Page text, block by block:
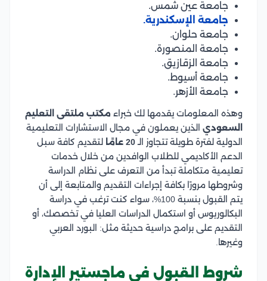
جامعة عين شمس.
جامعة الإسكندرية.
جامعة حلوان.
جامعة المنصورة.
جامعة الزقازيق.
جامعة أسيوط.
جامعة الأزهر.
وهذه المعلومات يقدمها لك خبراء مكتب ملتقى التعليم
السعودي الذين يعملون في مجال الاستشارات التعليمية
الدولية لفترة طويلة تتجاوز الـ20 عامًا
لتقديم كافة سبل
الدعم الأكاديمي للطلاب الوافدين من خلال خدمات
تعليمية متكاملة تبدأ من التعرف على نظام الدراسة
وشروطها مرورًا بكافة إجراءات التقديم والمتابعة إلى أن
يتم القبول بنسبة 100%، سواء كنت ترغب في دراسة
البكالوريوس أو استكمال الدراسات العليا في تخصصك، أو
التقديم على برامج دراسية حديثة مثل: البورد العربي
وغيرها.
شروط القبول في ماجستير الإدارة